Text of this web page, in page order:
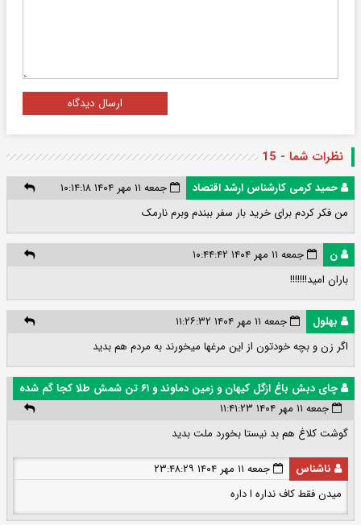
ارسال دیدگاه
نظرات شما - 15
حمید کرمی کارشناس ارشد اقتصاد
جمعه ۱۱ مهر ۱۴۰۴ ۱۰:۱۴:۱۸
من فکر کردم برای خرید بار سفر ببندم وبرم نارمک
ن
جمعه ۱۱ مهر ۱۴۰۴ ۱۰:۴۴:۴۲
باران امید!!!!!!!
بهلول
جمعه ۱۱ مهر ۱۴۰۴ ۱۱:۲۶:۳۲
اگر زن و بچه خودتون از این مرغها میخورند به مردم هم بدید
چای دبش باغ ازگل کیهان و زمین دماوند و ۶۱ تن شمش طلا کجا گم شده
جمعه ۱۱ مهر ۱۴۰۴ ۱۱:۴۱:۲۳
گوشت کلاغ هم بد نیستا بخورد ملت بدید
ناشناس
جمعه ۱۱ مهر ۱۴۰۴ ۲۳:۴۸:۲۹
میدن فقط کاف نداره ا داره